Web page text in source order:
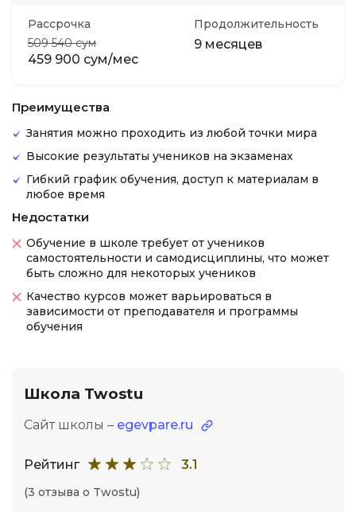
Рассрочка
509 540 сум
459 900 сум/мес
Продолжительность
9 месяцев
Преимущества
Занятия можно проходить из любой точки мира
Высокие результаты учеников на экзаменах
Гибкий график обучения, доступ к материалам в
любое время
Недостатки
Обучение в школе требует от учеников
самостоятельности и самодисциплины, что может
быть сложно для некоторых учеников
Качество курсов может варьироваться в
зависимости от преподавателя и программы
обучения
Школа Twostu
Сайт школы – egevpare.ru
Рейтинг 3.1
(3 отзыва о Twostu)